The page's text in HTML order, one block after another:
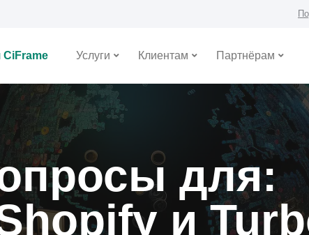
Услуги Клиентам Партнёрам
для:
и